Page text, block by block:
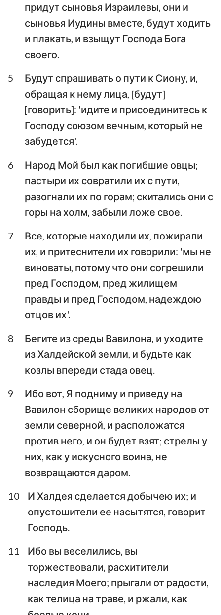
придут сыновья Израилевы, они и
сыновья Иудины вместе, будут ходить
и плакать, и взыщут Господа Бога
своего.
5
Будут спрашивать о пути к Сиону, и,
обращая к нему лица, [будут]
[говорить]: 'идите и присоединитесь к
Господу союзом вечным, который не
забудется'.
6
Народ Мой был как погибшие овцы;
пастыри их совратили их с пути,
разогнали их по горам; скитались они с
горы на холм, забыли ложе свое.
7
Все, которые находили их, пожирали
их, и притеснители их говорили: 'мы не
виноваты, потому что они согрешили
пред Господом, пред жилищем
правды и пред Господом, надеждою
отцов их'.
8
Бегите из среды Вавилона, и уходите
из Халдейской земли, и будьте как
козлы впереди стада овец.
9
Ибо вот, Я подниму и приведу на
Вавилон сборище великих народов от
земли северной, и расположатся
против него, и он будет взят; стрелы у
них, как у искусного воина, не
возвращаются даром.
10
И Халдея сделается добычею их; и
опустошители ее насытятся, говорит
Господь.
11
Ибо вы веселились, вы
торжествовали, расхитители
наследия Моего; прыгали от радости,
как телица на траве, и ржали, как